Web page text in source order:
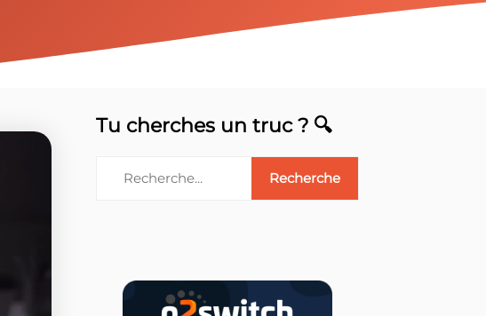
Tu cherches un truc ? 🔍